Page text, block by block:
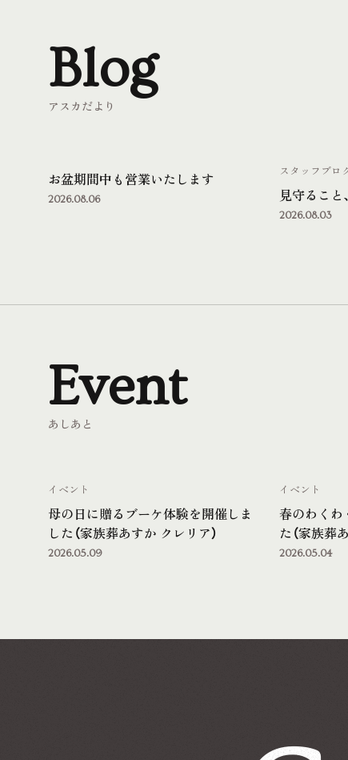
アスカだより
Blog
お盆期間中も営業いたします
2026.08.06 見守ること
スタッフブロ
2026.08.03
あしあと
Event
母の日に贈るブーケ体験を開催しま
した（家族葬あすか クレリア）
イベント
2026.05.09
春のわくわ
た（家族葬
イベント
2026.05.04